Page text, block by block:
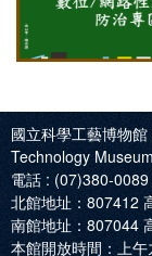
國立科學工藝博物
Technology
電話 : (07)380-0089
北館地址： 807412
南館地址： 807044
本館開放時間： 上午